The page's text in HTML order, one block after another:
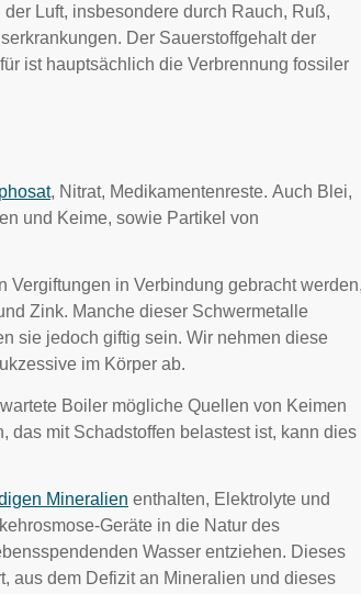
Luft, insbesondere durch Rauch, Ruß,
Der Sauerstoffgehalt der
ist hauptsächlich die Verbrennung fossiler
, Nitrat, Medikamentenreste. Auch Blei,
und Keime, sowie Partikel von
Vergiftungen in Verbindung gebracht
Zink. Manche dieser Schwermetalle
sie jedoch giftig sein. Wir nehmen diese
im Körper ab.
Boiler mögliche Quellen von Keimen
mit Schadstoffen belastest ist, kann dies
Mineralien enthalten, Elektrolyte und
Geräte in die Natur des
Wasser entziehen. Dieses
aus dem Defizit an Mineralien und dieses